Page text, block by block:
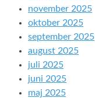
november 2025
oktober 2025
september 2025
august 2025
juli 2025
juni 2025
maj 2025